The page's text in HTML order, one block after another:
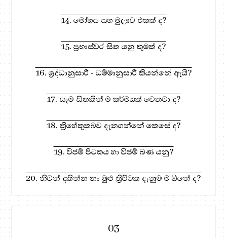
14. මෝහය සහ මුලාව එකක් ද?
15. ප්‍රභාස්වර සිත යනු කුමක් ද?
16. ශ්‍රද්ධානුසාරී - ධම්මානුසාරී කියන්නේ ඇයි?
17. සෑම සිතකින් ම කර්මයක් වෙනවා ද?
18. ත්‍රිහේතුකබව දැනගන්නේ කෙසේ ද?
19. විජම් පිටකය හා විජම් බණ යනු?
20. නිවන් දකින්න නං මුළු ත්‍රිපිටක දැනුම ම ඕනේ ද?
03